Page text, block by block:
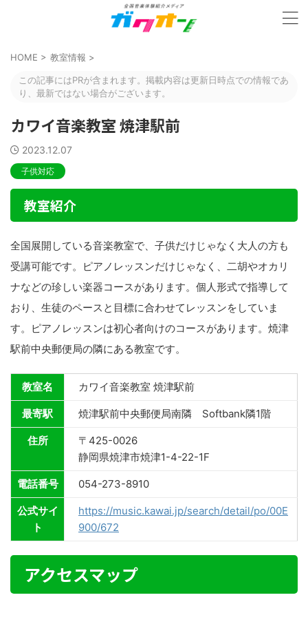
HOME > 教室情報 >
この記事にはPRが含まれます。掲載内容は更新日時点での情報であ
り、最新ではない場合がございます。
カワイ音楽教室 焼津駅前
2023.12.07
子供対応
教室紹介
全国展開している音楽教室で、子供だけじゃなく大人の方も
受講可能です。ピアノレッスンだけじゃなく、二胡やオカリ
ナなどの珍しい楽器コースがあります。個人形式で指導して
おり、生徒のペースと目標に合わせてレッスンをしていま
す。ピアノレッスンは初心者向けのコースがあります。焼津
駅前中央郵便局の隣にある教室です。
教室名 カワイ音楽教室 焼津駅前
最寄駅 焼津駅前中央郵便局南隣 Softbank隣1階
住所
〒425-0026
静岡県焼津市焼津1-4-22-1F
電話番号 054-273-8910
公式サイ
ト
https://music.kawai.jp/search/detail/po/00E
900/672
アクセスマップ